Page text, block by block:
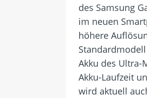
des Samsung
im neuen
höhere
Akku des Ultra-
Akku-Laufzeit
wird aktuell